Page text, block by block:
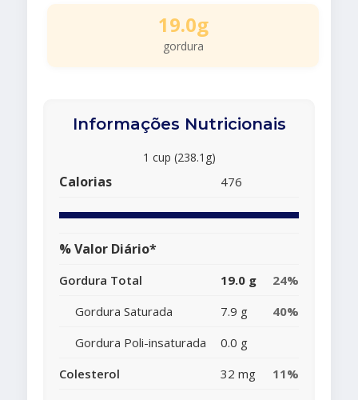
19.0g
gordura
Informações Nutricionais
1 cup (238.1g)
Calorias 476
% Valor Diário*
Gordura Total 19.0 g
24%
Gordura Saturada
7.9 g
40%
Gordura Poli-insaturada
0.0 g
Colesterol
32 mg
11%